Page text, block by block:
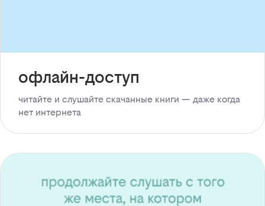
офлайн-доступ
читайте и слушайте скачанные книги — даже когда
нет интернета